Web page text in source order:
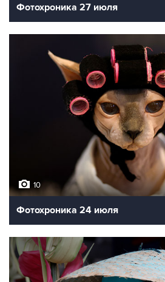
Фотохроника 27 июля
10
Фотохроника 24 июля